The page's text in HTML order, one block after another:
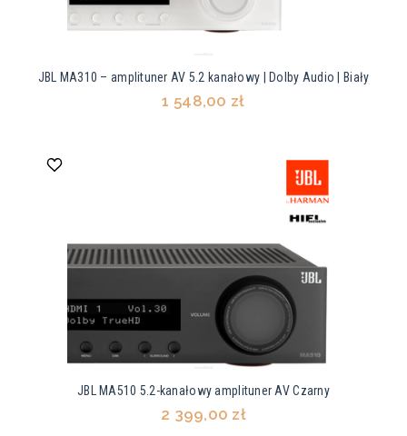
JBL MA310 – amplituner AV 5.2 kanałowy | Dolby Audio | Biały
1 548,00 zł
JBL MA510 5.2-kanałowy amplituner AV Czarny
2 399,00 zł